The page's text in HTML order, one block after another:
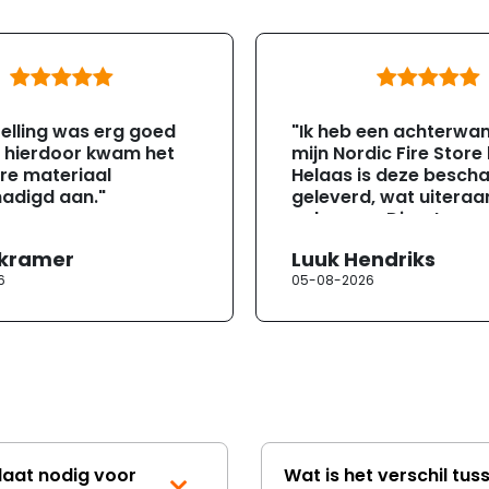
was erg goed
kwam het
materiaal
aan."
"Ik heb een
mijn Nordic Fire
Helaas is deze
geleverd, wat
gebeuren. Direct na
opgenomen met de
klantenservice.
erg moeizaam;
wordt opgelost en
onbeschadigde
Luuk Hendriks
05-08-2026
nodig voor
Wat is het verschil